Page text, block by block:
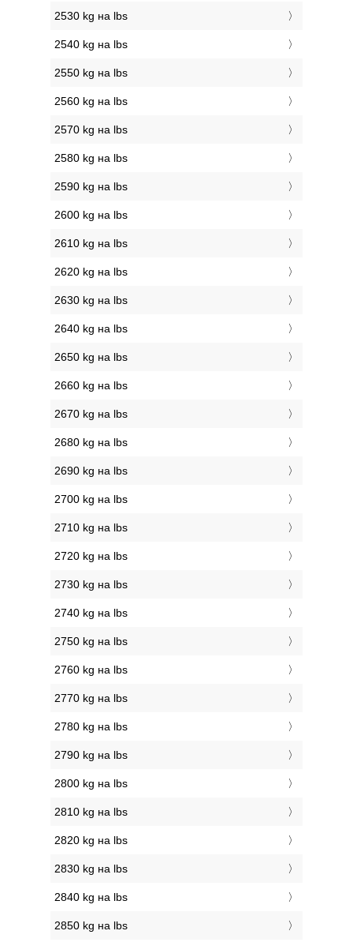
2530 kg на lbs
2540 kg на lbs
2550 kg на lbs
2560 kg на lbs
2570 kg на lbs
2580 kg на lbs
2590 kg на lbs
2600 kg на lbs
2610 kg на lbs
2620 kg на lbs
2630 kg на lbs
2640 kg на lbs
2650 kg на lbs
2660 kg на lbs
2670 kg на lbs
2680 kg на lbs
2690 kg на lbs
2700 kg на lbs
2710 kg на lbs
2720 kg на lbs
2730 kg на lbs
2740 kg на lbs
2750 kg на lbs
2760 kg на lbs
2770 kg на lbs
2780 kg на lbs
2790 kg на lbs
2800 kg на lbs
2810 kg на lbs
2820 kg на lbs
2830 kg на lbs
2840 kg на lbs
2850 kg на lbs